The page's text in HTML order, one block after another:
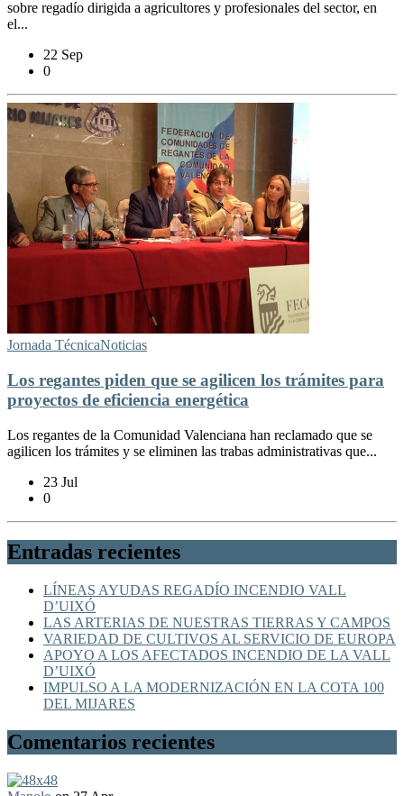
sobre regadío dirigida a agricultores y profesionales del sector, en
el...
22 Sep
0
Jornada TécnicaNoticias
Los regantes piden que se agilicen los trámites para
proyectos de eficiencia energética
Los regantes de la Comunidad Valenciana han reclamado que se
agilicen los trámites y se eliminen las trabas administrativas que...
23 Jul
0
Entradas recientes
LÍNEAS AYUDAS REGADÍO INCENDIO VALL
D’UIXÓ
LAS ARTERIAS DE NUESTRAS TIERRAS Y CAMPOS
VARIEDAD DE CULTIVOS AL SERVICIO DE EUROPA
APOYO A LOS AFECTADOS INCENDIO DE LA VALL
D’UIXÓ
IMPULSO A LA MODERNIZACIÓN EN LA COTA 100
DEL MIJARES
Comentarios recientes